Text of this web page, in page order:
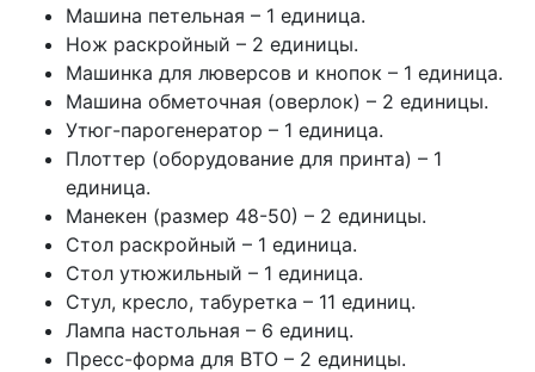
Машина петельная – 1 единица.
Нож раскройный – 2 единицы.
Машинка для люверсов и кнопок – 1 единица.
Машина обметочная (оверлок) – 2 единицы.
Утюг-парогенератор – 1 единица.
Плоттер (оборудование для принта) – 1
единица.
Манекен (размер 48-50) – 2 единицы.
Стол раскройный – 1 единица.
Стол утюжильный – 1 единица.
Стул, кресло, табуретка – 11 единиц.
Лампа настольная – 6 единиц.
Пресс-форма для ВТО – 2 единицы.